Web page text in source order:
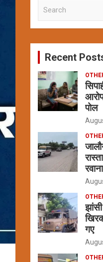
c
Recent
पोल
रवाना
गए